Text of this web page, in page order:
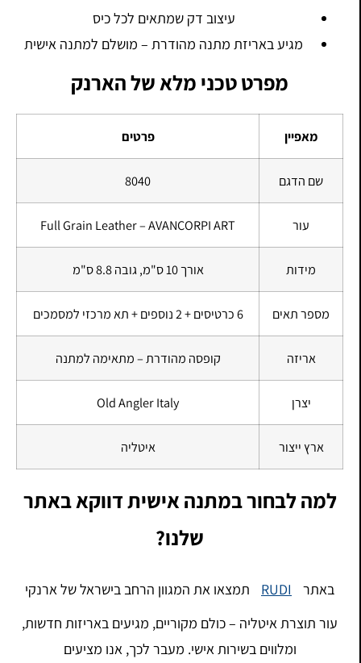
עיצוב דק שמתאים לכל כיס
מגיע באריזת מתנה מהודרת – מושלם למתנה אישית
מפרט טכני מלא של הארנק
מאפיין פרטים
שם הדגם 8040
עור Full Grain Leather – AVANCORPI ART
מידות אורך 10 ס"מ, גובה 8.8 ס"מ
מספר תאים 6 כרטיסים + 2 נוספים + תא מרכזי למסמכים
אריזה קופסה מהודרת – מתאימה למתנה
יצרן Old Angler Italy
ארץ ייצור איטליה
למה לבחור במתנה אישית דווקא באתר
שלנו?
באתר RUDI
תמצאו את המגוון הרחב בישראל של ארנקי
עור תוצרת איטליה – כולם מקוריים, מגיעים באריזות חדשות,
ומלווים בשירות אישי. מעבר לכך, אנו מציעים